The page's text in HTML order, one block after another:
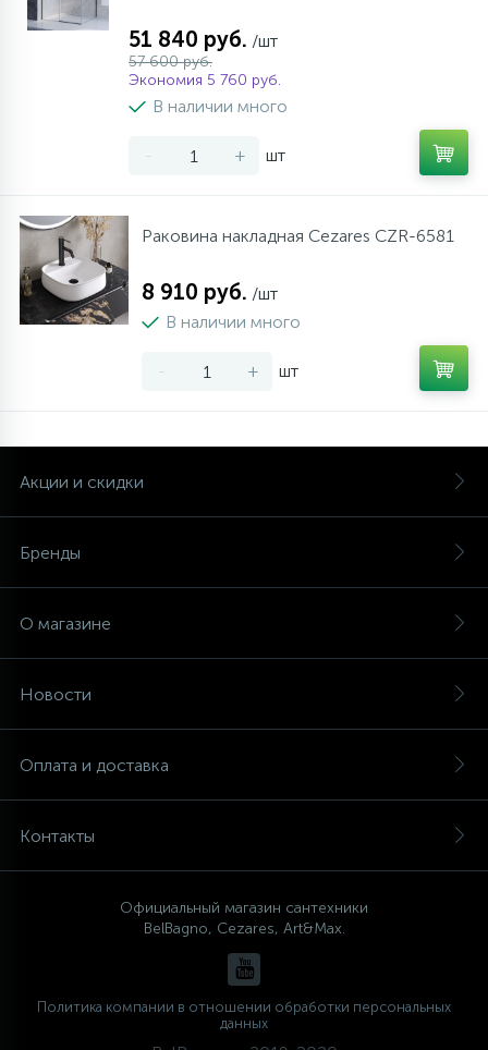
51 840 руб. /шт
57 600 руб.
Экономия 5 760 руб.
В наличии много
- + шт
Раковина накладная Cezares CZR-6581
8 910 руб. /шт
В наличии много
- + шт
Акции и скидки
Бренды
О магазине
Новости
Оплата и доставка
Контакты
Официальный магазин сантехники
BelBagno, Cezares, Art&Max.
Политика компании в отношении обработки персональных
данных